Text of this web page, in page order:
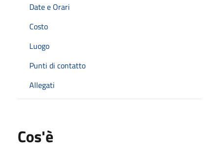
Date e Orari
Costo
Luogo
Punti di contatto
Allegati
Cos'è